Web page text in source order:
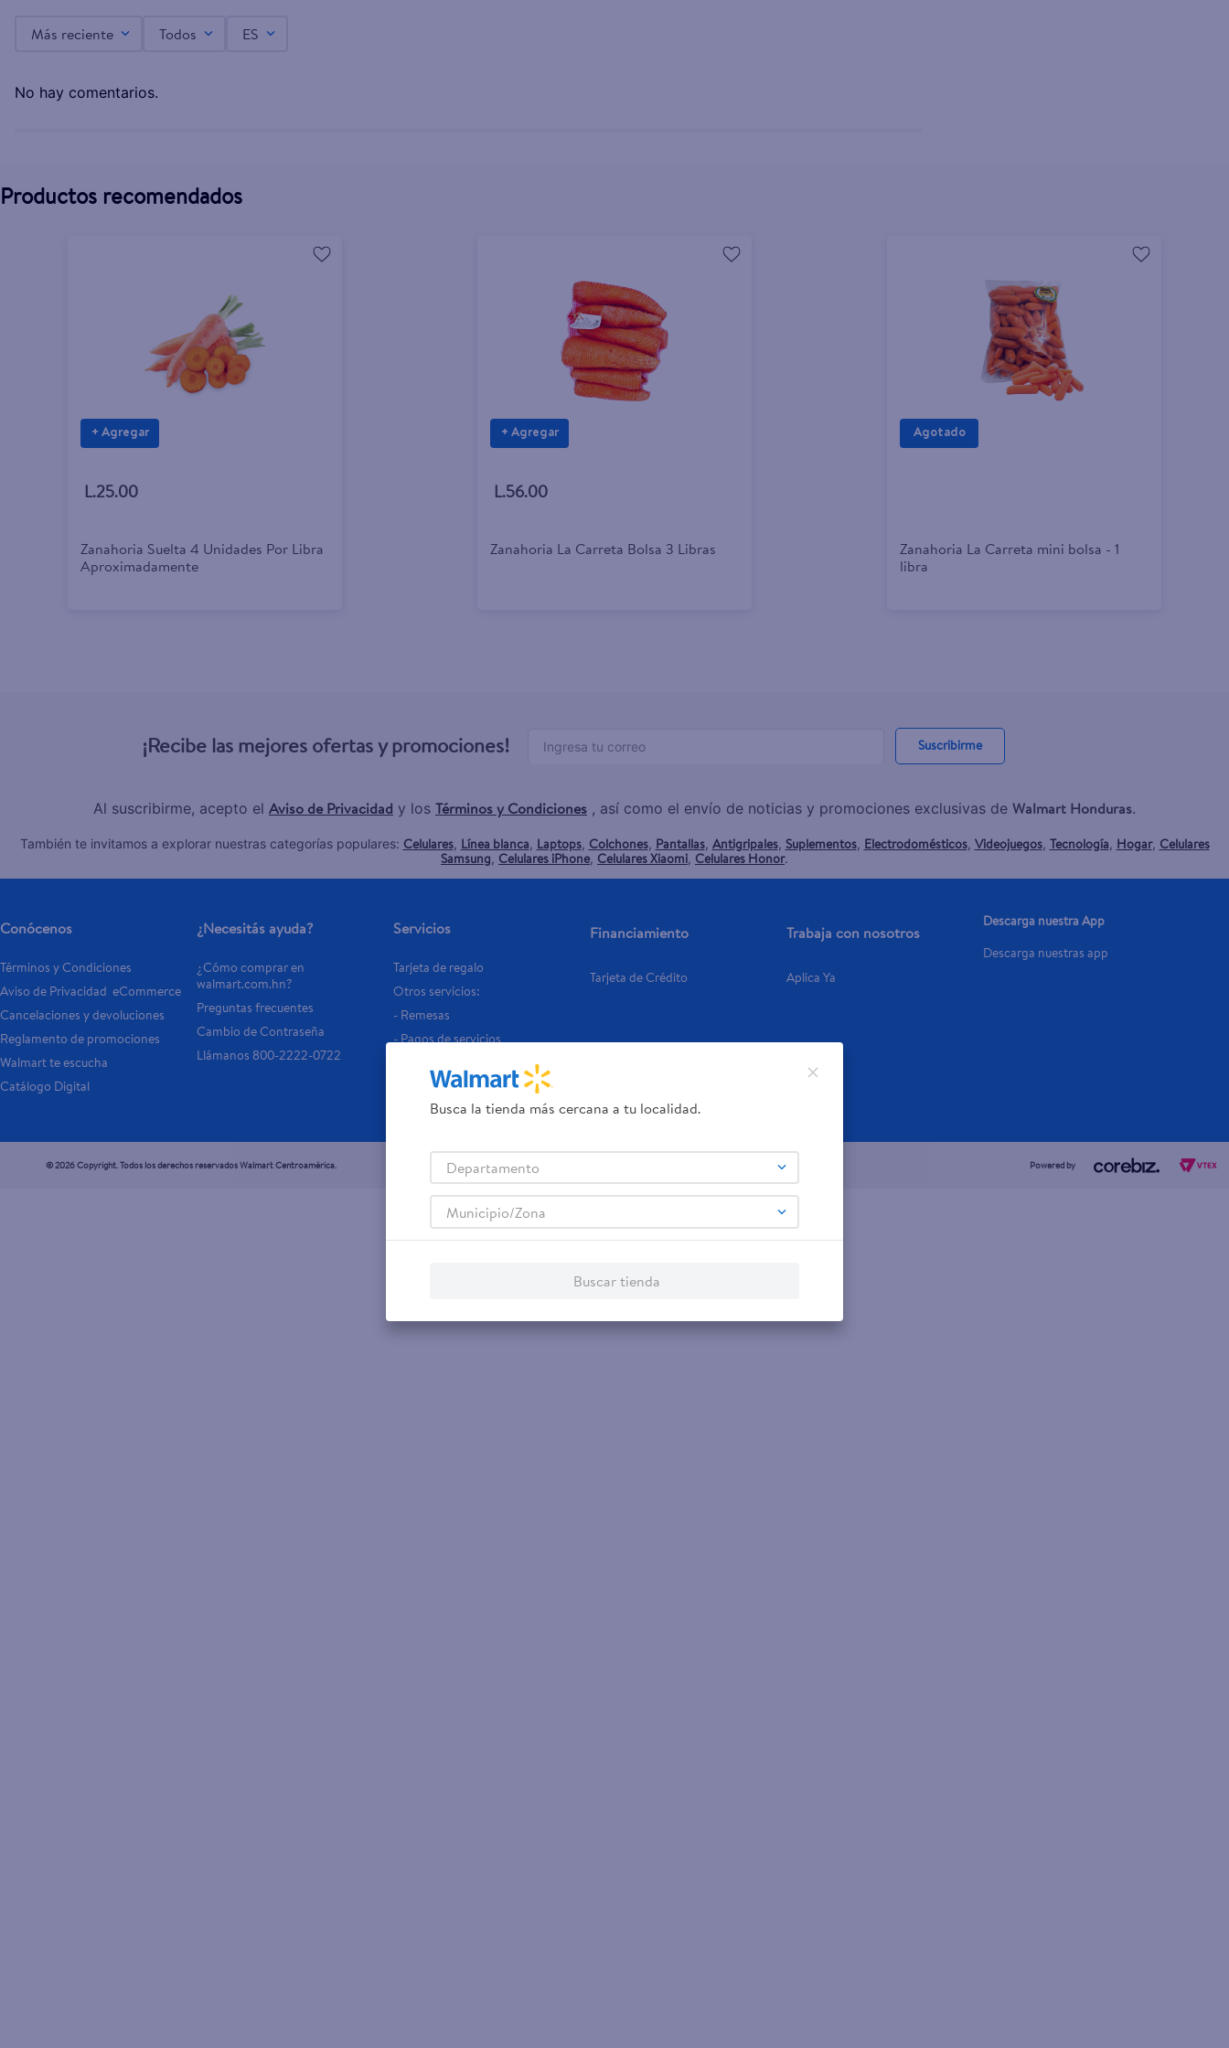
L.25.00
Más reciente Todos ES
No hay comentarios.
Productos recomendados
+ Agregar
L.25.00
Zanahoria Suelta 4 Unidades Por Libra
Aproximadamente
+ Agregar
L.56.00
Zanahoria La Carreta Bolsa 3 Libras
Zanahoria La Carreta mini bolsa - 1
libra
¡Recibe las mejores ofertas y promociones! Suscribirme
Al suscribirme, acepto el Aviso de Privacidad y los Términos y Condiciones , así como el envío de noticias y promociones exclusivas de Walmart Honduras.
También te invitamos a explorar nuestras categorías populares: Celulares, Línea blanca, Laptops, Colchones, Pantallas, Antigripales, Suplementos, Electrodomésticos, Videojuegos, Tecnología, Hogar, Celulares
Samsung, Celulares iPhone, Celulares Xiaomi, Celulares Honor.
Conócenos
Términos y Condiciones
Aviso de Privacidad  eCommerce
Cancelaciones y devoluciones
Reglamento de promociones
Walmart te escucha
Catálogo Digital
¿Necesitás ayuda?
¿Cómo comprar en
walmart.com.hn?
Preguntas frecuentes
Cambio de Contraseña
Llámanos 800-2222-0722
Servicios
Tarjeta de regalo
Otros servicios:
- Remesas
- Pagos de servicios
Financiamiento
Tarjeta de Crédito
Trabaja con nosotros
Aplica Ya
Descarga nuestra App
Descarga nuestras app
© 2026 Copyright. Todos los derechos reservados Walmart Centroamérica. Powered by
Busca la tienda más cercana a tu localidad.
Departamento
Municipio/Zona
Buscar tienda